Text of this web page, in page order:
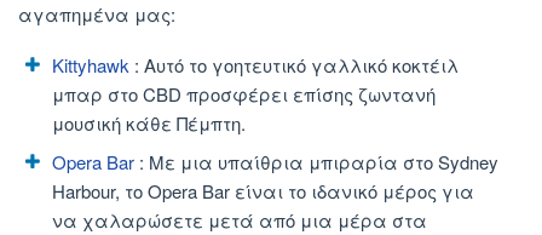
αγαπημένα μας:
Kittyhawk : Αυτό το γοητευτικό γαλλικό κοκτέιλ
μπαρ στο CBD προσφέρει επίσης ζωντανή
μουσική κάθε Πέμπτη.
Opera Bar : Με μια υπαίθρια μπιραρία στο Sydney
Harbour, το Opera Bar είναι το ιδανικό μέρος για
να χαλαρώσετε μετά από μια μέρα στα